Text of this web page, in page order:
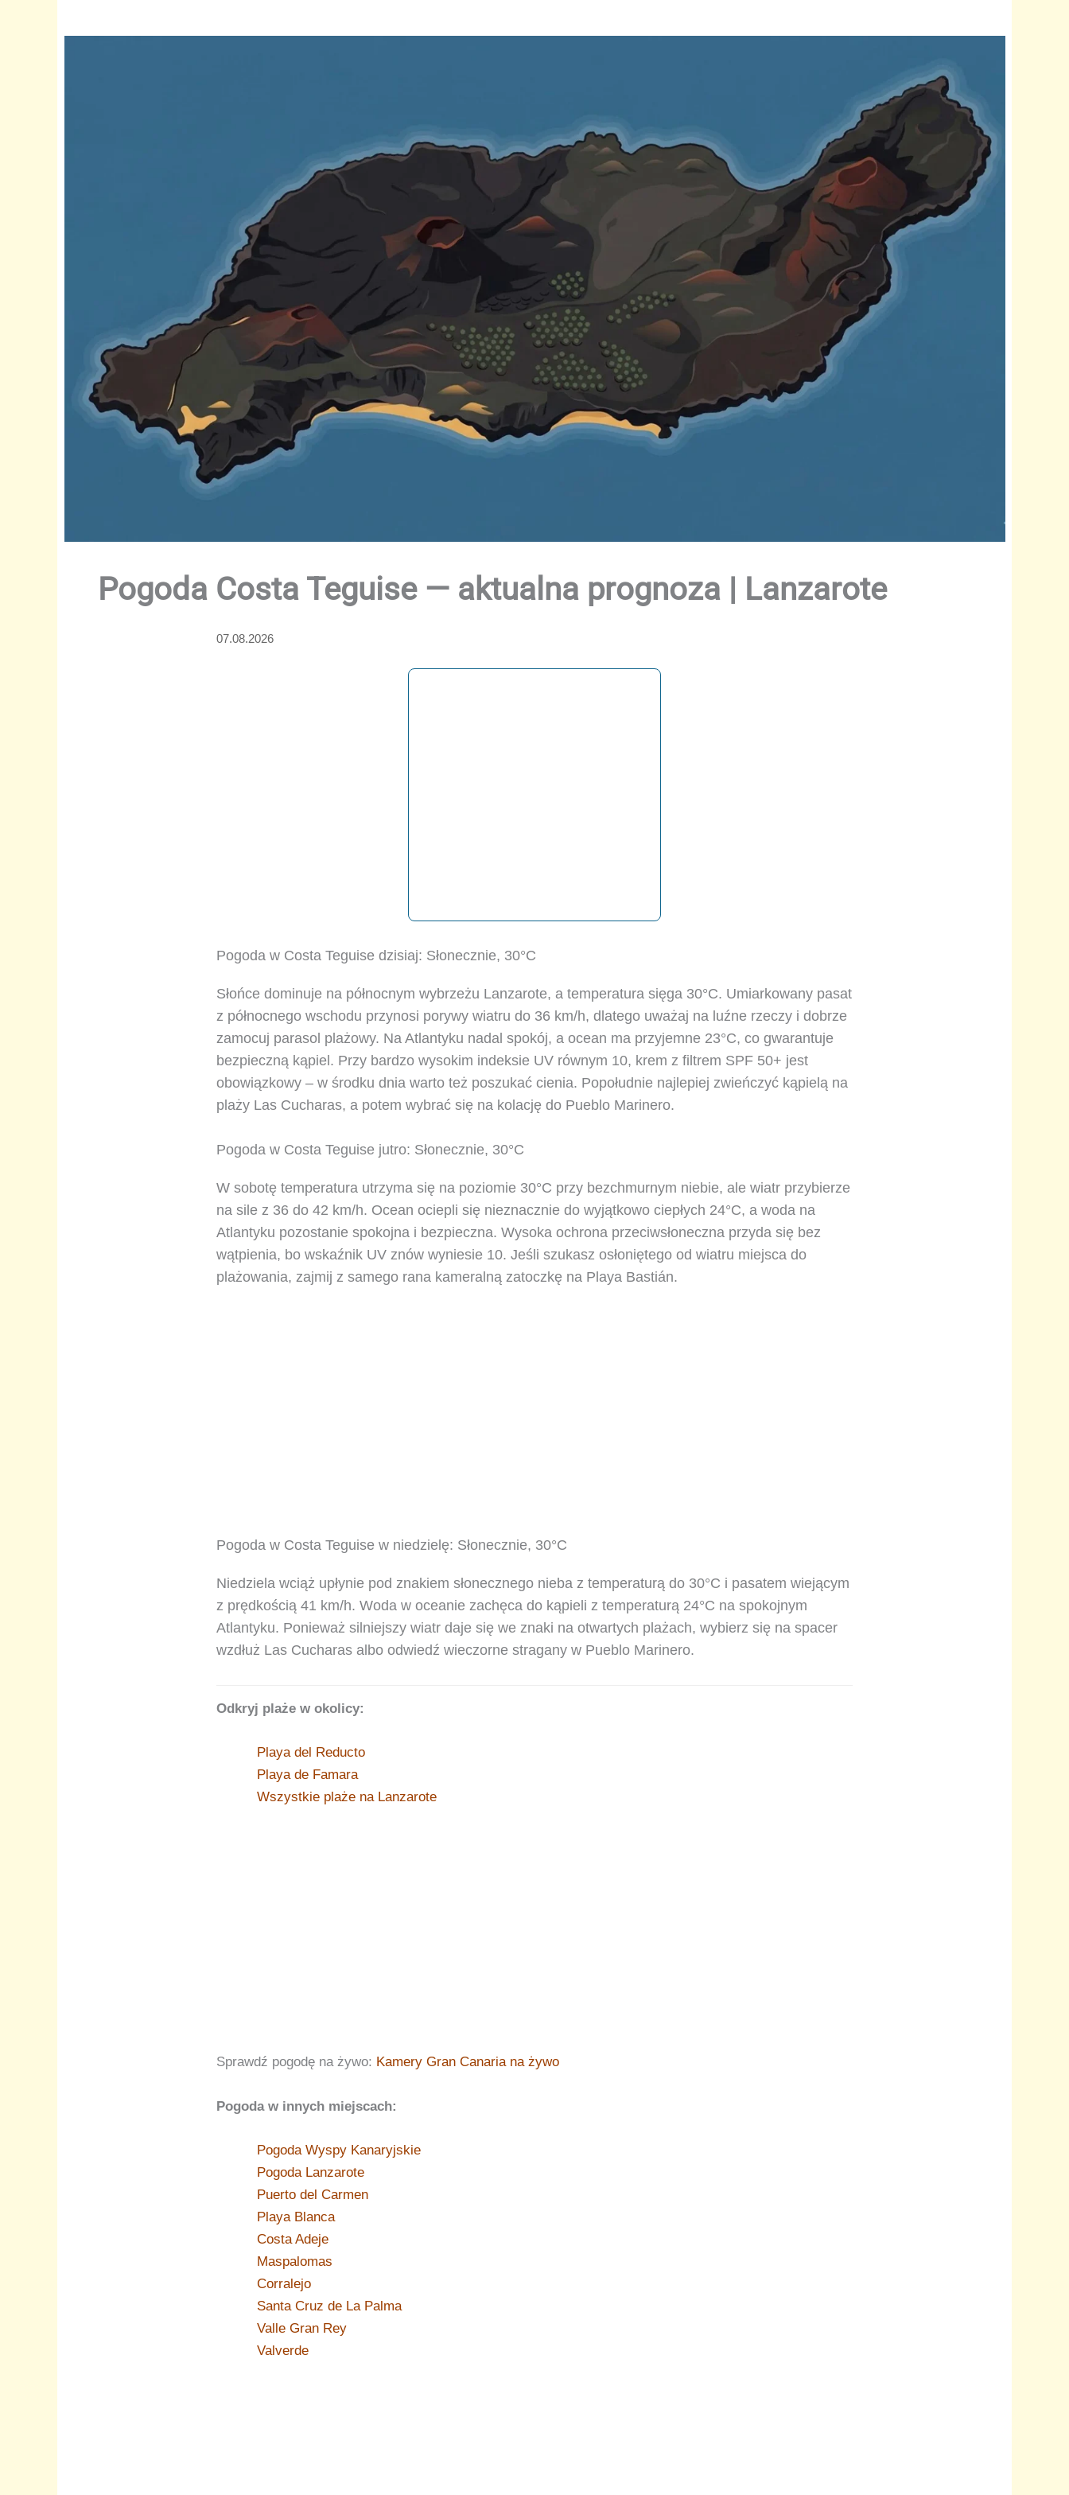
Pogoda Costa Teguise — aktualna prognoza | Lanzarote
07.08.2026
Pogoda w Costa Teguise dzisiaj: Słonecznie, 30°C
Słońce dominuje na północnym wybrzeżu Lanzarote, a temperatura sięga 30°C. Umiarkowany pasat
z północnego wschodu przynosi porywy wiatru do 36 km/h, dlatego uważaj na luźne rzeczy i dobrze
zamocuj parasol plażowy. Na Atlantyku nadal spokój, a ocean ma przyjemne 23°C, co gwarantuje
bezpieczną kąpiel. Przy bardzo wysokim indeksie UV równym 10, krem z filtrem SPF 50+ jest
obowiązkowy – w środku dnia warto też poszukać cienia. Popołudnie najlepiej zwieńczyć kąpielą na
plaży Las Cucharas, a potem wybrać się na kolację do Pueblo Marinero.
Pogoda w Costa Teguise jutro: Słonecznie, 30°C
W sobotę temperatura utrzyma się na poziomie 30°C przy bezchmurnym niebie, ale wiatr przybierze
na sile z 36 do 42 km/h. Ocean ociepli się nieznacznie do wyjątkowo ciepłych 24°C, a woda na
Atlantyku pozostanie spokojna i bezpieczna. Wysoka ochrona przeciwsłoneczna przyda się bez
wątpienia, bo wskaźnik UV znów wyniesie 10. Jeśli szukasz osłoniętego od wiatru miejsca do
plażowania, zajmij z samego rana kameralną zatoczkę na Playa Bastián.
Pogoda w Costa Teguise w niedzielę: Słonecznie, 30°C
Niedziela wciąż upłynie pod znakiem słonecznego nieba z temperaturą do 30°C i pasatem wiejącym
z prędkością 41 km/h. Woda w oceanie zachęca do kąpieli z temperaturą 24°C na spokojnym
Atlantyku. Ponieważ silniejszy wiatr daje się we znaki na otwartych plażach, wybierz się na spacer
wzdłuż Las Cucharas albo odwiedź wieczorne stragany w Pueblo Marinero.
Odkryj plaże w okolicy:
Playa del Reducto
Playa de Famara
Wszystkie plaże na Lanzarote
Sprawdź pogodę na żywo: Kamery Gran Canaria na żywo
Pogoda w innych miejscach:
Pogoda Wyspy Kanaryjskie
Pogoda Lanzarote
Puerto del Carmen
Playa Blanca
Costa Adeje
Maspalomas
Corralejo
Santa Cruz de La Palma
Valle Gran Rey
Valverde